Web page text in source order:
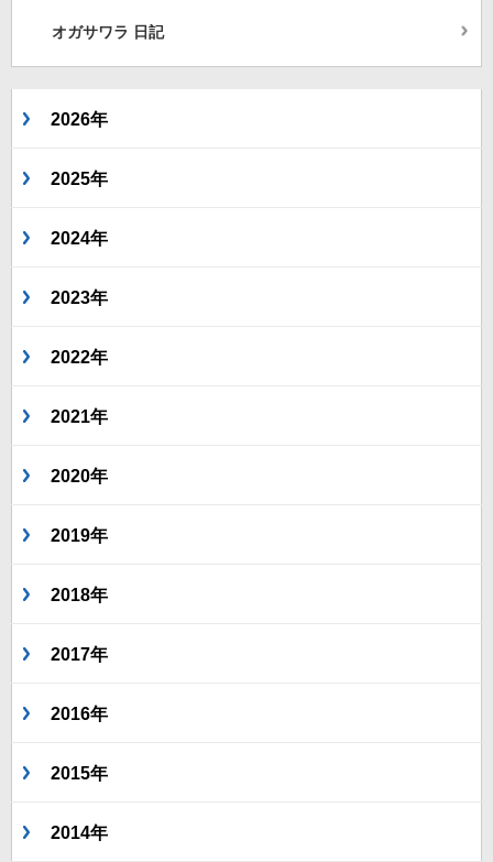
オガサワラ 日記
2026年
2025年
2024年
2023年
2022年
2021年
2020年
2019年
2018年
2017年
2016年
2015年
2014年